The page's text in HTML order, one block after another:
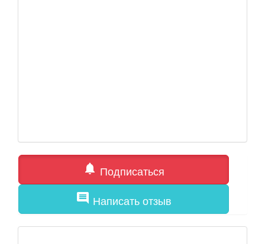
notifications Подписаться
comment Написать отзыв